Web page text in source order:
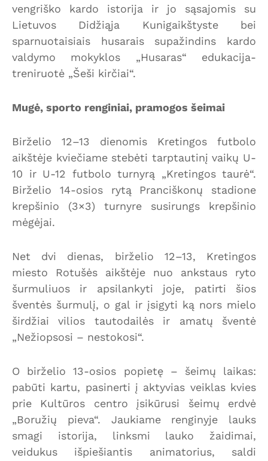
vengriško kardo istorija ir jo sąsajomis su
Lietuvos Didžiąja Kunigaikštyste bei
sparnuotaisiais husarais supažindins kardo
valdymo mokyklos „Husaras“ edukacija-
treniruotė „Šeši kirčiai“.
Mugė, sporto renginiai, pramogos šeimai
Birželio 12–13 dienomis Kretingos futbolo
aikštėje kviečiame stebėti tarptautinį vaikų U-
10 ir U-12 futbolo turnyrą „Kretingos taurė“.
Birželio 14-osios rytą Pranciškonų stadione
krepšinio (3×3) turnyre susirungs krepšinio
mėgėjai.
Net dvi dienas, birželio 12–13, Kretingos
miesto Rotušės aikštėje nuo ankstaus ryto
šurmuliuos ir apsilankyti joje, patirti šios
šventės šurmulį, o gal ir įsigyti ką nors mielo
širdžiai vilios tautodailės ir amatų šventė
„Nežiopsosi – nestokosi“.
O birželio 13-osios popietę – šeimų laikas:
pabūti kartu, pasinerti į aktyvias veiklas kvies
prie Kultūros centro įsikūrusi šeimų erdvė
„Boružių pieva“. Jaukiame renginyje lauks
smagi istorija, linksmi lauko žaidimai,
veidukus išpiešiantis animatorius, saldi